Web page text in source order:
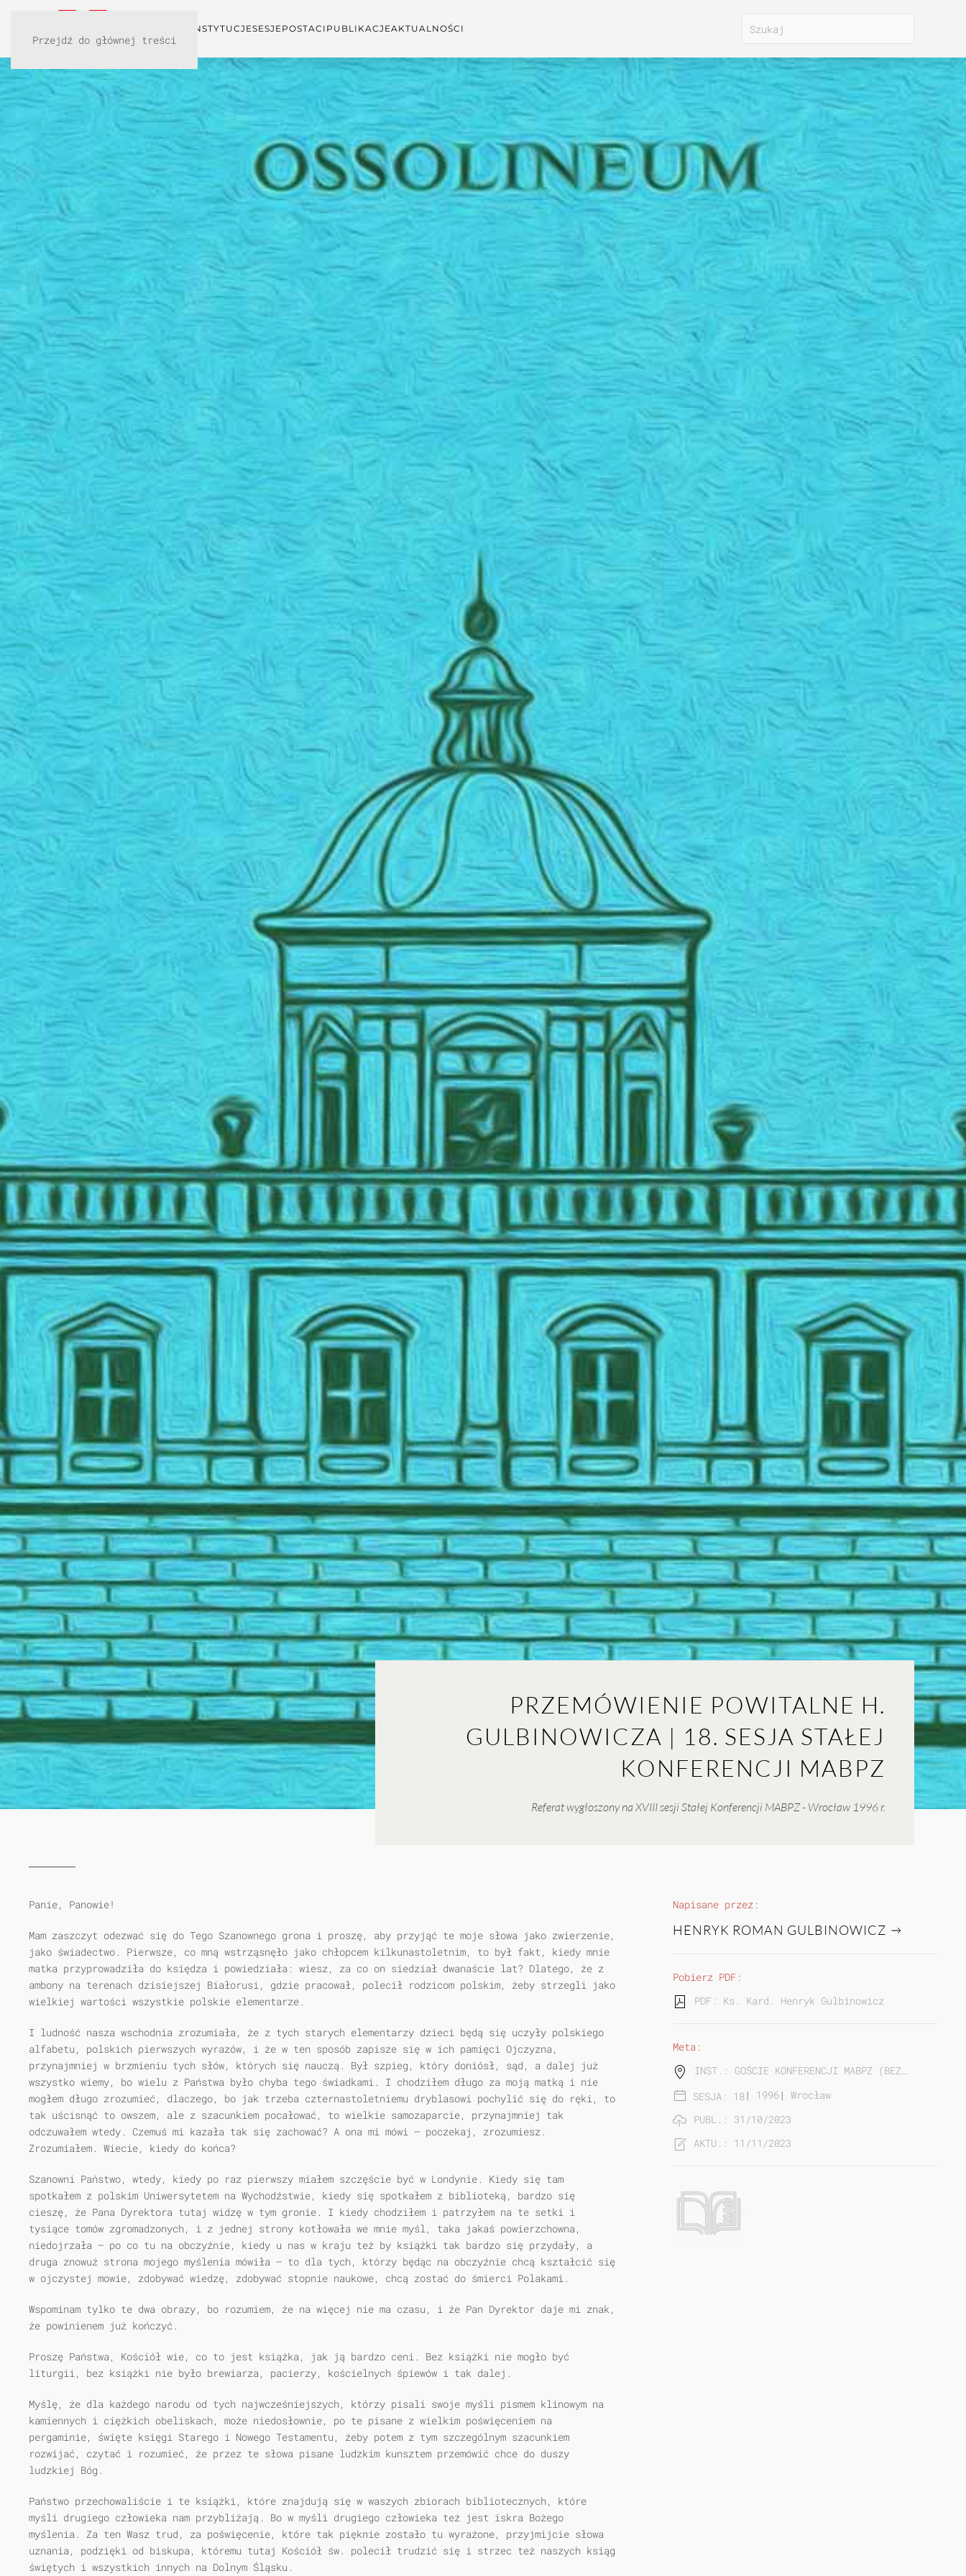
Przejdź do głównej treści
INSTYTUCJESESJEPOSTACI PUBLIKACJEAKTUALNOŚCI
PRZEMÓWIENIE POWITALNE H.
GULBINOWICZA | 18. SESJA STAŁEJ
KONFERENCJI MABPZ
Referat wygłoszony na XVIII sesji Stałej Konferencji MABPZ - Wrocław 1996 r.
Panie, Panowie!
Mam zaszczyt odezwać się do Tego Szanownego grona i proszę, aby przyjąć te moje słowa jako zwierzenie,
jako świadectwo. Pierwsze, co mną wstrząsnęło jako chłopcem kilkunastoletnim, to był fakt, kiedy mnie
matka przyprowadziła do księdza i powiedziała: wiesz, za co on siedział dwanaście lat? Dlatego, że z
ambony na terenach dzisiejszej Białorusi, gdzie pracował, polecił rodzicom polskim, żeby strzegli jako
wielkiej wartości wszystkie polskie elementarze.
I ludność nasza wschodnia zrozumiała, że z tych starych elementarzy dzieci będą się uczyły polskiego
alfabetu, polskich pierwszych wyrazów, i że w ten sposób zapisze się w ich pamięci Ojczyzna,
przynajmniej w brzmieniu tych słów, których się nauczą. Był szpieg, który doniósł, sąd, a dalej już
wszystko wiemy, bo wielu z Państwa było chyba tego świadkami. I chodziłem długo za moją matką i nie
mogłem długo zrozumieć, dlaczego, bo jak trzeba czternastoletniemu dryblasowi pochylić się do ręki, to
tak uścisnąć to owszem, ale z szacunkiem pocałować, to wielkie samozaparcie, przynajmniej tak
odczuwałem wtedy. Czemuś mi kazała tak się zachować? A ona mi mówi — poczekaj, zrozumiesz.
Zrozumiałem. Wiecie, kiedy do końca?
Szanowni Państwo, wtedy, kiedy po raz pierwszy miałem szczęście być w Londynie. Kiedy się tam
spotkałem z polskim Uniwersytetem na Wychodźstwie, kiedy się spotkałem z biblioteką, bardzo się
cieszę, że Pana Dyrektora tutaj widzę w tym gronie. I kiedy chodziłem i patrzyłem na te setki i
tysiące tomów zgromadzonych, i z jednej strony kotłowała we mnie myśl, taka jakaś powierzchowna,
niedojrzała — po co tu na obczyźnie, kiedy u nas w kraju też by książki tak bardzo się przydały, a
druga znowuż strona mojego myślenia mówiła — to dla tych, którzy będąc na obczyźnie chcą kształcić się
w ojczystej mowie, zdobywać wiedzę, zdobywać stopnie naukowe, chcą zostać do śmierci Polakami.
Wspominam tylko te dwa obrazy, bo rozumiem, że na więcej nie ma czasu, i że Pan Dyrektor daje mi znak,
że powinienem już kończyć.
Proszę Państwa, Kościół wie, co to jest książka, jak ją bardzo ceni. Bez książki nie mogło być
liturgii, bez książki nie było brewiarza, pacierzy, kościelnych śpiewów i tak dalej.
Myślę, że dla każdego narodu od tych najwcześniejszych, którzy pisali swoje myśli pismem klinowym na
kamiennych i ciężkich obeliskach, może niedosłownie, po te pisane z wielkim poświęceniem na
pergaminie, święte księgi Starego i Nowego Testamentu, żeby potem z tym szczególnym szacunkiem
rozwijać, czytać i rozumieć, że przez te słowa pisane ludzkim kunsztem przemówić chce do duszy
ludzkiej Bóg.
Państwo przechowaliście i te książki, które znajdują się w waszych zbiorach bibliotecznych, które
myśli drugiego człowieka nam przybliżają. Bo w myśli drugiego człowieka też jest iskra Bożego
myślenia. Za ten Wasz trud, za poświęcenie, które tak pięknie zostało tu wyrażone, przyjmijcie słowa
uznania, podzięki od biskupa, któremu tutaj Kościół św. polecił trudzić się i strzec też naszych ksiąg
świętych i wszystkich innych na Dolnym Śląsku.
Napisane przez:
HENRYK ROMAN GULBINOWICZ
Pobierz PDF:
PDF: Ks. Kard. Henryk Gulbinowicz |
Meta:
INST.: GOŚCIE KONFERENCJI MABPZ (BEZ…
SESJA: 18| 1996 | Wrocław
PUBL.: 31/10/2023
AKTU.: 11/11/2023